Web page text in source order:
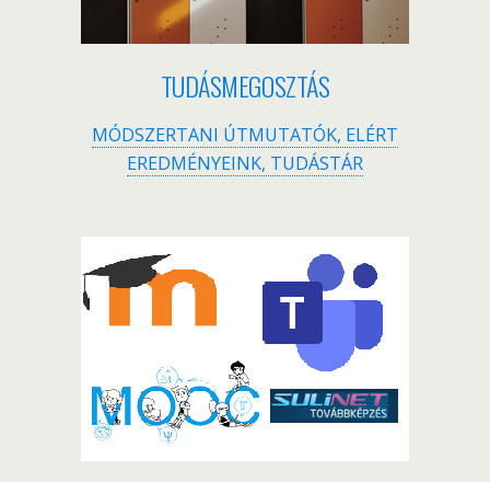
TUDÁSMEGOSZTÁS
MÓDSZERTANI ÚTMUTATÓK, ELÉRT
EREDMÉNYEINK, TUDÁSTÁR